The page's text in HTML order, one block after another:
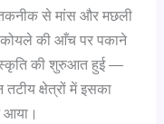
से मांस और मछली
की आँच पर पकाने
संस्कृति की शुरुआत हुई —
क्षेत्रों में इसका
आया।